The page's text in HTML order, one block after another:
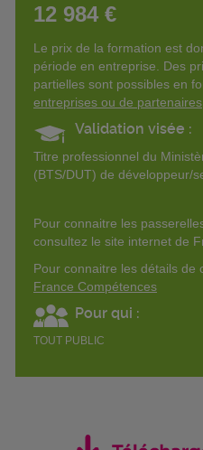
12 984 €
Le prix de la formation est
période en entreprise. Des
partielles sont possibles en
entreprises ou de partenaires
Validation visée :
Titre professionnel du
(BTS/DUT) de développeur/
Pour connaitre les
consultez le site internet de
Pour connaitre les détails de
France Compétences
Pour qui :
TOUT PUBLIC